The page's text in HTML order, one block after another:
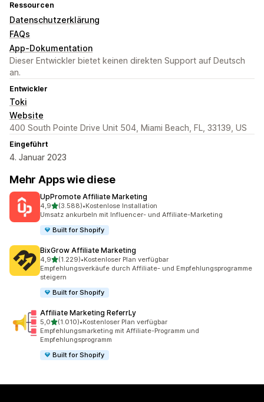
Ressourcen
Datenschutzerklärung
FAQs
App-Dokumentation
Dieser Entwickler bietet keinen direkten Support auf Deutsch
an.
Entwickler
Toki
Website
400 South Pointe Drive Unit 504, Miami Beach, FL, 33139, US
Eingeführt
4. Januar 2023
Mehr Apps wie diese
UpPromote Affiliate Marketing
4,9von 5 Sternen
(3.588)
3588 Rezensionen insgesamt
•Kostenlose Installation
Umsatz ankurbeln mit Influencer- und Affiliate-Marketing
Built for Shopify
BixGrow Affiliate Marketing
4,9von 5 Sternen
(1.229)
1229 Rezensionen insgesamt
•Kostenloser Plan verfügbar
Empfehlungsverkäufe durch Affiliate- und Empfehlungsprogramme
steigern
Built for Shopify
Affiliate Marketing ReferrLy
5,0von 5 Sternen
(1.010)
1010 Rezensionen insgesamt
•Kostenloser Plan verfügbar
Empfehlungsmarketing mit Affiliate-Programm und
Empfehlungsprogramm
Built for Shopify